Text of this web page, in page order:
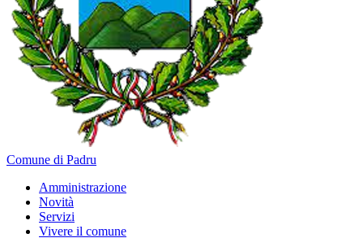
Comune di Padru
Amministrazione
Novità
Servizi
Vivere il comune